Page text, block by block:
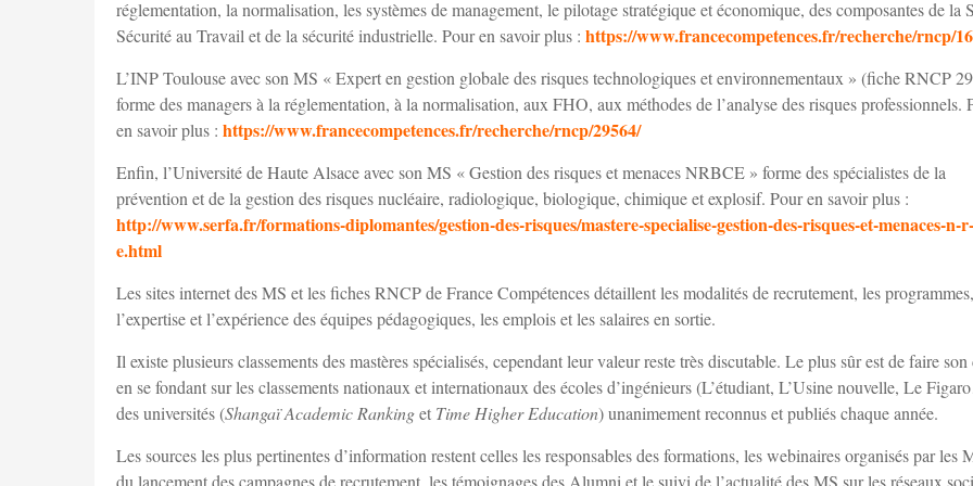
réglementation, la normalisation, les systèmes de management, le pilotage stratégique et économique, des composantes de la
Sécurité au Travail et de la sécurité industrielle. Pour en savoir plus : https://www.francecompetences.fr/recherche/rncp/
L’INP Toulouse avec son MS « Expert en gestion globale des risques technologiques et environnementaux » (fiche RNCP
forme des managers à la réglementation, à la normalisation, aux FHO, aux méthodes de l’analyse des risques professionnels.
en savoir plus : https://www.francecompetences.fr/recherche/rncp/29564/
Enfin, l’Université de Haute Alsace avec son MS « Gestion des risques et menaces NRBCE » forme des spécialistes de la
prévention et de la gestion des risques nucléaire, radiologique, biologique, chimique et explosif. Pour en savoir plus :
http://www.serfa.fr/formations-diplomantes/gestion-des-risques/mastere-specialise-gestion-des-risques-et-menaces-n-
e.html
Les sites internet des MS et les fiches RNCP de France Compétences détaillent les modalités de recrutement, les programmes,
l’expertise et l’expérience des équipes pédagogiques, les emplois et les salaires en sortie.
Il existe plusieurs classements des mastères spécialisés, cependant leur valeur reste très discutable. Le plus sûr est de faire
en se fondant sur les classements nationaux et internationaux des écoles d’ingénieurs (L’étudiant, L’Usine nouvelle, Le
des universités (Shangaï Academic Rankinget Time Higher Education) unanimement reconnus et publiés chaque année.
Les sources les plus pertinentes d’information restent celles les responsables des formations, les webinaires organisés par les